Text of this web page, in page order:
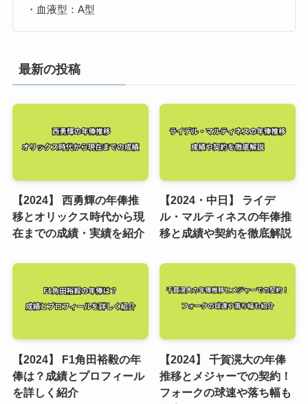
・血液型：A型
最新の投稿
【2024】 西勇輝の年俸推
移とオリックス時代から現
在までの成績・実績を紹介
【2024・中日】 ライデ
ル・マルティネスの年俸推
移と成績や契約を徹底解説
【2024】 F1角田裕毅の年
俸は？成績とプロフィール
を詳しく紹介
【2024】 千賀滉大の年俸
推移とメジャーでの契約！
フォークの球速や落ち幅も